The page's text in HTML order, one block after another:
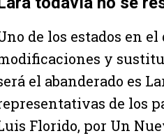
de los estados en
y
el abanderado es
de los
Florido, por Un